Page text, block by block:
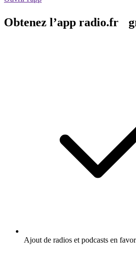
Obtenez l’app radio.fr
Ajout de radios et podcasts en